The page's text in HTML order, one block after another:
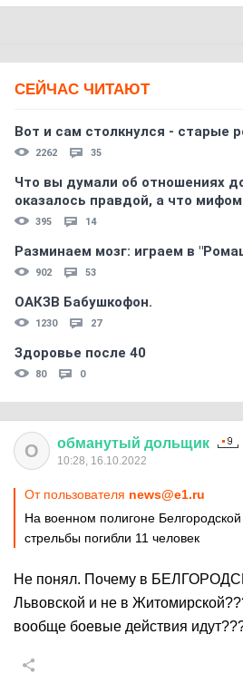
СЕЙЧАС ЧИТАЮТ
Вот и сам столкнулся - старые
2262 35
Что вы думали об отношениях
оказалось правдой, а что
395 14
Разминаем мозг: играем в
902 53
ОАКЗВ Бабушкофон.
1230 27
Здоровье после 40
80 0
О обманутый дольщик
10:28, 16.10.2022
От пользователя news@e1.ru
На военном полигоне
стрельбы погибли 11 человек
Не понял. Почему в
Львовской и не в
вообще боевые действия